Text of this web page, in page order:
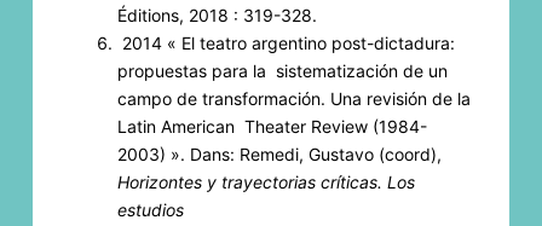
Éditions, 2018 : 319-328.
2014 « El teatro argentino post-dictadura:
propuestas para la sistematización de un
campo de transformación. Una revisión de la
Latin American Theater Review (1984-
2003) ». Dans: Remedi, Gustavo (coord),
Horizontes y trayectorias críticas. Los
estudios